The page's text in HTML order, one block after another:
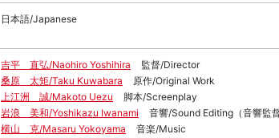
日本語/Japanese
吉平 直弘/Naohiro Yoshihira
監督/Director
桑原 太矩/Taku Kuwabara
原作/Original Work
上江洲 誠/Makoto Uezu
脚本/Screenplay
岩浪 美和/Yoshikazu Iwanami
音響/Sound Editing（音響監督
横山 克/Masaru Yokoyama
音楽/Music